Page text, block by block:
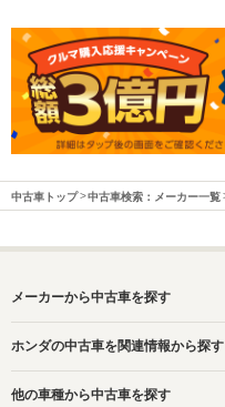
中古車トップ 中古車検索：メーカー一覧
メーカーから中古車を探す
ホンダの中古車を関連情報から探す
他の車種から中古車を探す